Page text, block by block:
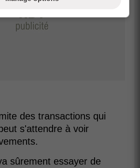
des transactions qui
s'attendre à voir
sûrement essayer de